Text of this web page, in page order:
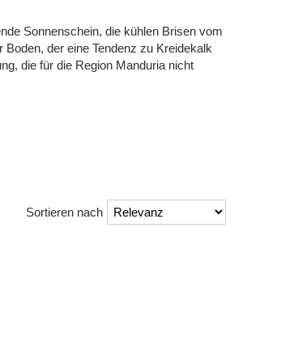
Sonnenschein, die kühlen Brisen vom
der eine Tendenz zu Kreidekalk
die für die Region Manduria nicht
Sortieren nach